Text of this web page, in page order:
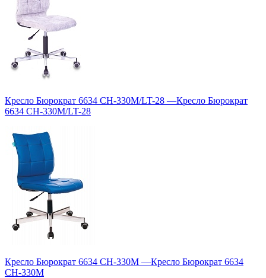
Кресло Бюрократ 6634 CH-330M/LT-28 —Кресло Бюрократ
6634 CH-330M/LT-28
Кресло Бюрократ 6634 CH-330M —Кресло Бюрократ 6634
CH-330M